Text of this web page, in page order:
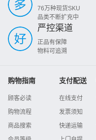
76万种现货SKU
品类不断扩充中
严控渠道
正品有保障
物料可追溯
购物指南
顾客必读
购物流程
商品搜索
支付配送
在线支付
发票须知
快递运输